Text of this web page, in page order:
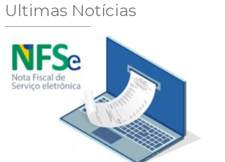
Ultimas Notícias